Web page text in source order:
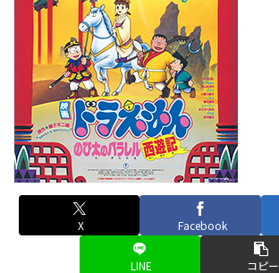
X Facebook
LINE コピー